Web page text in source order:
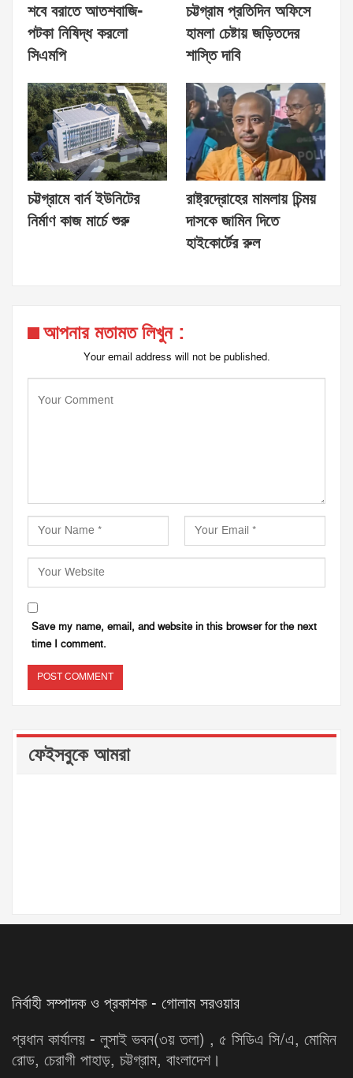
শবে বরাতে আতশবাজি-
পটকা নিষিদ্ধ করলো
সিএমপি
চট্টগ্রাম প্রতিদিন অফিসে
হামলা চেষ্টায় জড়িতদের
শাস্তি দাবি
চট্টগ্রামে বার্ন ইউনিটের
নির্মাণ কাজ মার্চে শুরু
রাষ্ট্রদ্রোহের মামলায় চিন্ময়
দাসকে জামিন দিতে
হাইকোর্টের রুল
আপনার মতামত লিখুন :
Your email address will not be published.
Save my name, email, and website in this browser for the next
time I comment.
ফেইসবুকে আমরা
নির্বাহী সম্পাদক ও প্রকাশক - গোলাম সরওয়ার
প্রধান কার্যালয় - লুসাই ভবন(৩য় তলা) , ৫ সিডিএ সি/এ, মোমিন
রোড, চেরাগী পাহাড়, চট্টগ্রাম, বাংলাদেশ।